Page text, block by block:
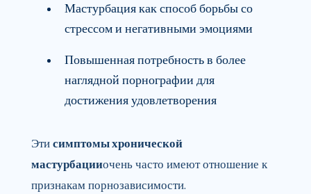
Мастурбация как способ борьбы со
стрессом и негативными эмоциями
Повышенная потребность в более
наглядной порнографии для
достижения удовлетворения
Эти симптомы хронической
мастурбацииочень часто имеют отношение к
признакам порнозависимости.